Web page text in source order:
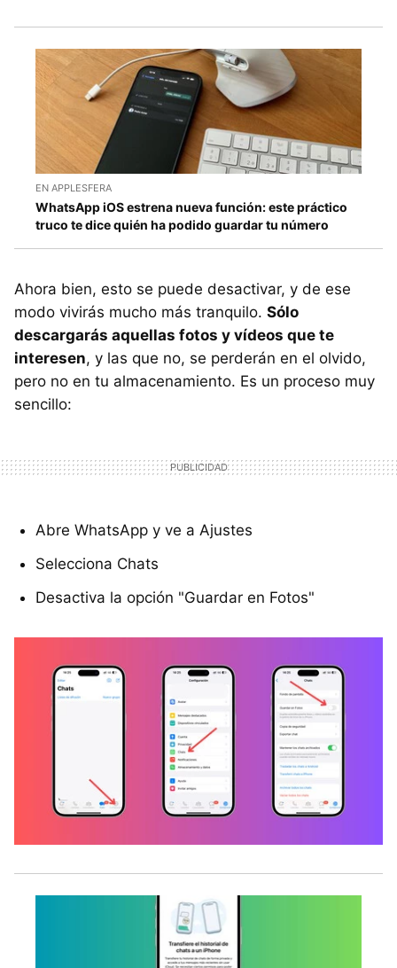
EN APPLESFERA
WhatsApp iOS estrena nueva función: este práctico
truco te dice quién ha podido guardar tu número
Ahora bien, esto se puede desactivar, y de ese
modo vivirás mucho más tranquilo. Sólo
descargarás aquellas fotos y vídeos que te
interesen, y las que no, se perderán en el olvido,
pero no en tu almacenamiento. Es un proceso muy
sencillo:
Abre WhatsApp y ve a Ajustes
Selecciona Chats
Desactiva la opción "Guardar en Fotos"